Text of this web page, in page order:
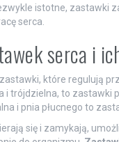
istotne, zastawki
serca.
serca i
które regulują
i trójdzielna, to
i pnia płucnego to
się i zamykają,